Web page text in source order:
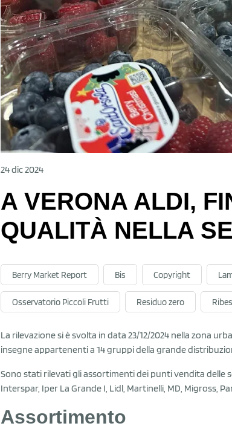
24 dic 2024
A VERONA ALDI,
QUALITÀ NELLA
Berry Market Report Bis Copyright
Osservatorio Piccoli Frutti Residuo zero
La rilevazione si è svolta in data 23/12/2024 nella zona
insegne appartenenti a 14 gruppi della grande
Sono stati rilevati gli assortimenti dei punti vendita delle
Interspar, Iper La Grande I, Lidl, Martinelli, MD, Migross,
Assortimento